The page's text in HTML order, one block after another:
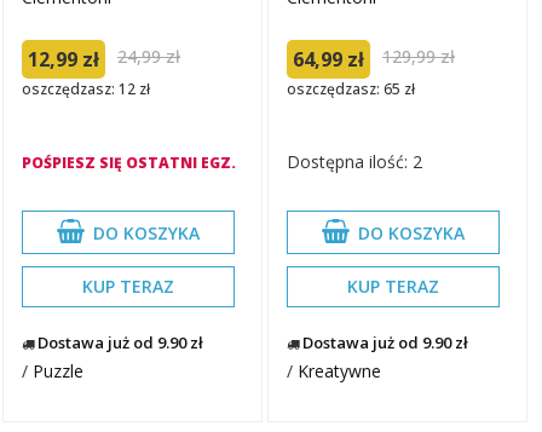
12,99 zł 24,99 zł
oszczędzasz: 12 zł
POŚPIESZ SIĘ OSTATNI EGZ.
DO KOSZYKA
KUP TERAZ
Dostawa już od 9.90 zł
/ Puzzle
64,99 zł 129,99 zł
oszczędzasz: 65 zł
Dostępna ilość: 2
DO KOSZYKA
KUP TERAZ
Dostawa już od 9.90 zł
/ Kreatywne